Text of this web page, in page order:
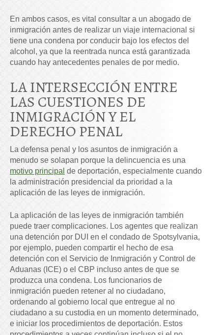
En ambos casos, es vital consultar a un abogado de
inmigración antes de realizar un viaje internacional si
tiene una condena por conducir bajo los efectos del
alcohol, ya que la reentrada nunca está garantizada
cuando hay antecedentes penales de por medio.
LA INTERSECCIÓN ENTRE
LAS CUESTIONES DE
INMIGRACIÓN Y EL
DERECHO PENAL
La defensa penal y los asuntos de inmigración a
menudo se solapan porque la delincuencia es una
motivo principal de deportación, especialmente cuando
la administración presidencial da prioridad a la
aplicación de las leyes de inmigración.
La aplicación de las leyes de inmigración también
puede traer complicaciones. Los agentes que realizan
una detención por DUI en el condado de Spotsylvania,
por ejemplo, pueden compartir el hecho de esa
detención con el Servicio de Inmigración y Control de
Aduanas (ICE) o el CBP incluso antes de que se
produzca una condena. Los funcionarios de
inmigración pueden retener al no ciudadano,
ordenando al gobierno local que entregue al no
ciudadano a su custodia en un momento determinado,
e iniciar los procedimientos de deportación. Estos